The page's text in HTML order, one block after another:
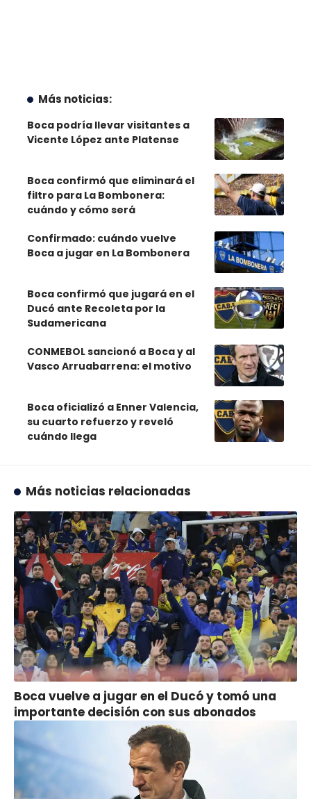
Más noticias:
Boca podría llevar visitantes a
Vicente López ante Platense
Boca confirmó que eliminará el
filtro para La Bombonera:
cuándo y cómo será
Confirmado: cuándo vuelve
Boca a jugar en La Bombonera
Boca confirmó que jugará en el
Ducó ante Recoleta por la
Sudamericana
CONMEBOL sancionó a Boca y al
Vasco Arruabarrena: el motivo
Boca oficializó a Enner Valencia,
su cuarto refuerzo y reveló
cuándo llega
Más noticias relacionadas
Boca vuelve a jugar en el Ducó y tomó una
importante decisión con sus abonados